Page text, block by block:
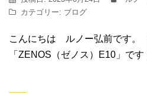
カテゴリー: ブログ
こんにちは ルノー弘前です。
「ZENOS（ゼノス）E10」で